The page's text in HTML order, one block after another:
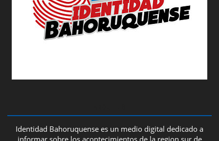
Identidad Bahoruquense es un medio digital dedicado a